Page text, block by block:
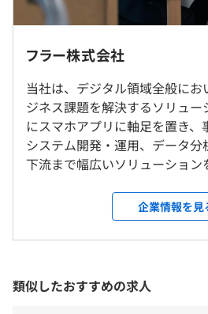
リモート勤務可能 ※
※ 原則、自己の裁量により、所定
は会社が指定するリモートワーク
きますが、会社は、業務上必要が
所への出社を指示することがあり
営上の理由により、会社からリモ
＜雇入時＞
（※想定年収は年収提示額を保証す
■フレックスタイム制を採用して
・フレキシブルタイム｜7：00〜
・所定労働時間は8時間／日、清
平均残業時間：平均10-20時間／月
フラー株式会社
当社は、デジタル領域全般に
ジネス課題を解決するソリュー
にスマホアプリに軸足を置き、
システム開発・運用、データ分
下流まで幅広いソリューション
し、さらなる事業拡大フェーズ
後の成長を共に推進いただける
考えています。
企業情報を見
類似したおすすめの求人